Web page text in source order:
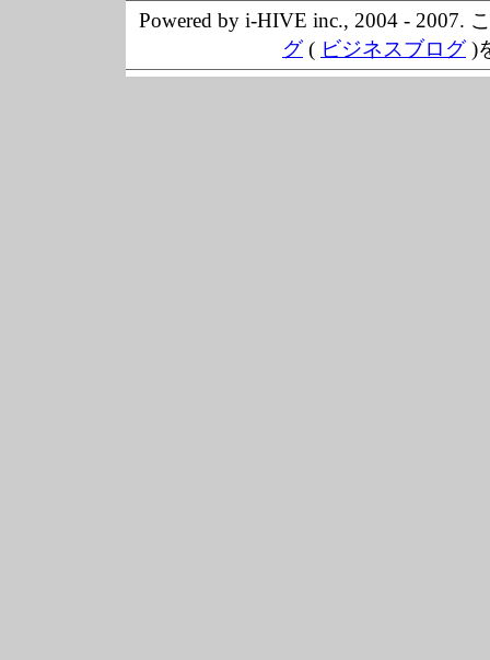
Powered by i-HIVE inc., 2004 - 2007.
グ( ビジネスブログ)